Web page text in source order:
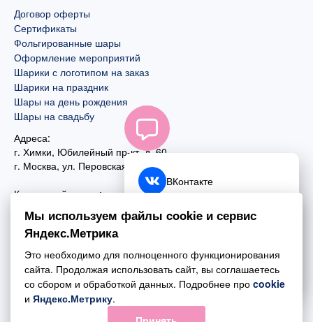
Договор оферты
Сертификаты
Фольгированные шары
Оформление мероприятий
Шарики с логотипом на заказ
Шарики на праздник
Шары на день рождения
Шары на свадьбу
Адреса:
г. Химки, Юбилейный пр-кт, д. 60
г. Москва, ул. Перовская, д. 59
Контактный номер:
+7 (495) 970-44-75
Почта:
mail@esta-fiesta.ru
Режим работы интернет-магазина:
ПН-ВС с 09:00 до 21:00
ВКонтакте
Telegram
Обратный звонок
Мы используем файлы cookie и сервис
Яндекс.Метрика
Это необходимо для полноценного функционирования
сайта. Продолжая использовать сайт, вы соглашаетесь
со сбором и обработкой данных. Подробнее про cookie
и Яндекс.Метрику.